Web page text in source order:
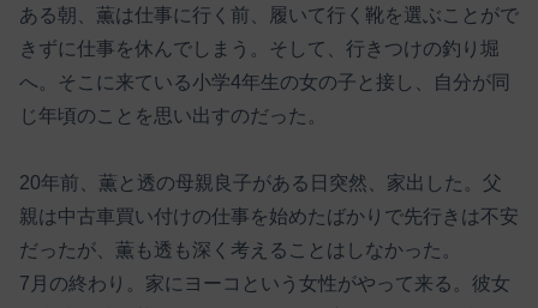
ある朝、薫は仕事に行く前、履いて行く靴を選ぶことがで
きずに仕事を休んでしまう。そして、行きつけの釣り堀
へ。そこに来ている小学4年生の女の子と接し、自分が同
じ年頃のことを思い出すのだった。
20年前、薫と透の母親良子がある日突然、家出した。父
親は中古車買い付けの仕事を始めたばかりで先行きは不安
だったが、薫も透も深く考えることはしなかった。
7月の終わり。家にヨーコという女性がやって来る。彼女